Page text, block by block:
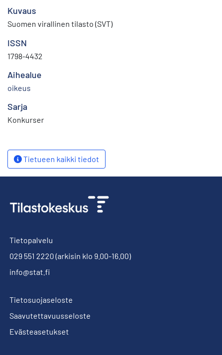
Kuvaus
Suomen virallinen tilasto (SVT)
ISSN
1798-4432
Aihealue
oikeus
Sarja
Konkurser
Tietueen kaikki tiedot
Tietopalvelu
029 551 2220 (arkisin klo 9.00-16.00)
info@stat.fi
Tietosuojaseloste
Saavutettavuusseloste
Evästeasetukset